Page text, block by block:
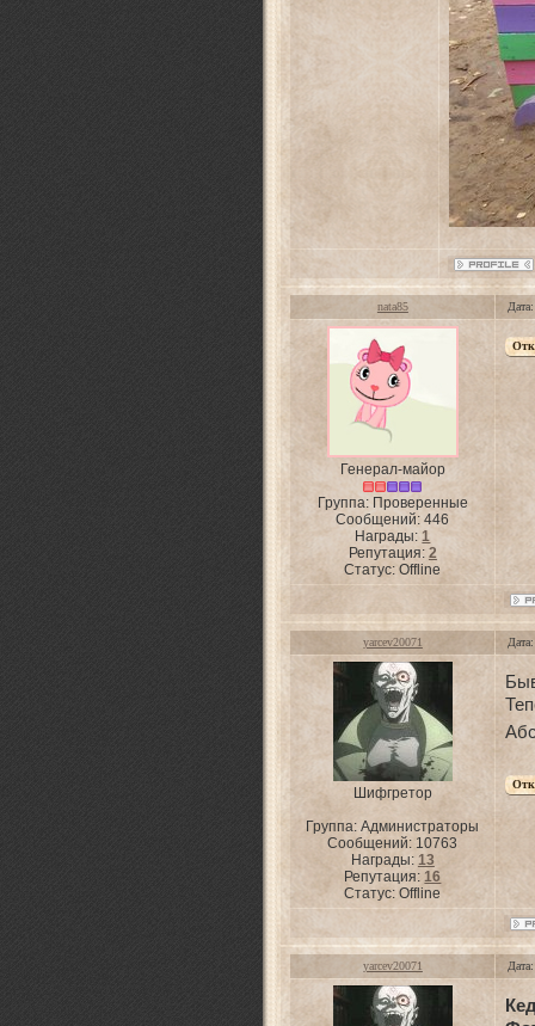
nata85
Генерал-майор
Группа: Проверенные
Сообщений:446
Награды:1
Репутация: 2
Статус:Offline
yarcev20071
Шифгретор
Группа: Администраторы
Сообщений: 10763
Награды: 13
Репутация:16
Статус:Offline
yarcev20071